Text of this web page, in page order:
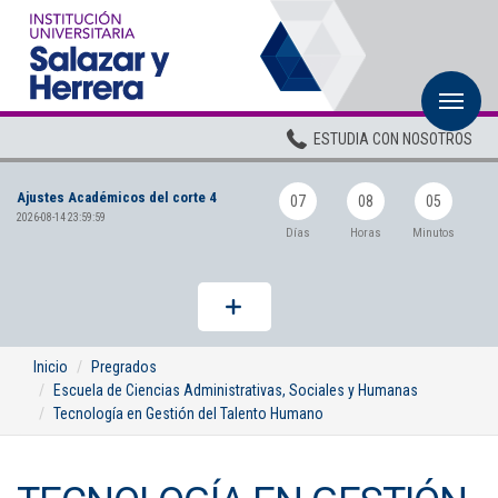
ESTUDIA CON NOSOTROS
Ajustes Académicos del corte 4
2026-08-14 23:59:59
07
Días
08
Horas
05
Minutos
Inicio
Pregrados
Escuela de Ciencias Administrativas, Sociales y Humanas
Tecnología en Gestión del Talento Humano
Pregrados
Planta Docente
ADMISIONES
BIENESTAR
BIBLIOTECA